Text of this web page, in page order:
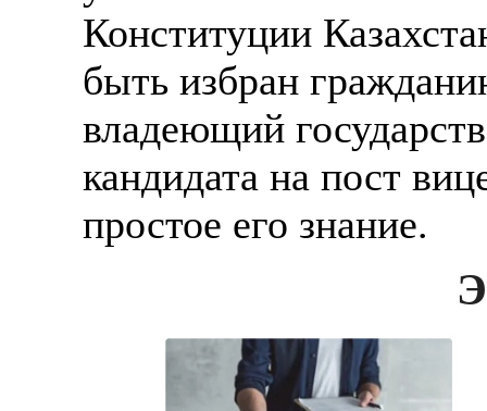
Конституции
быть избран
владеющий
кандидата на пост
простое его знание.